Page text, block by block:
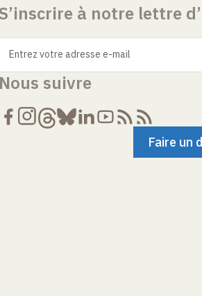
à notre lettre
Entrez votre adresse e-mail
suivre
Faire un